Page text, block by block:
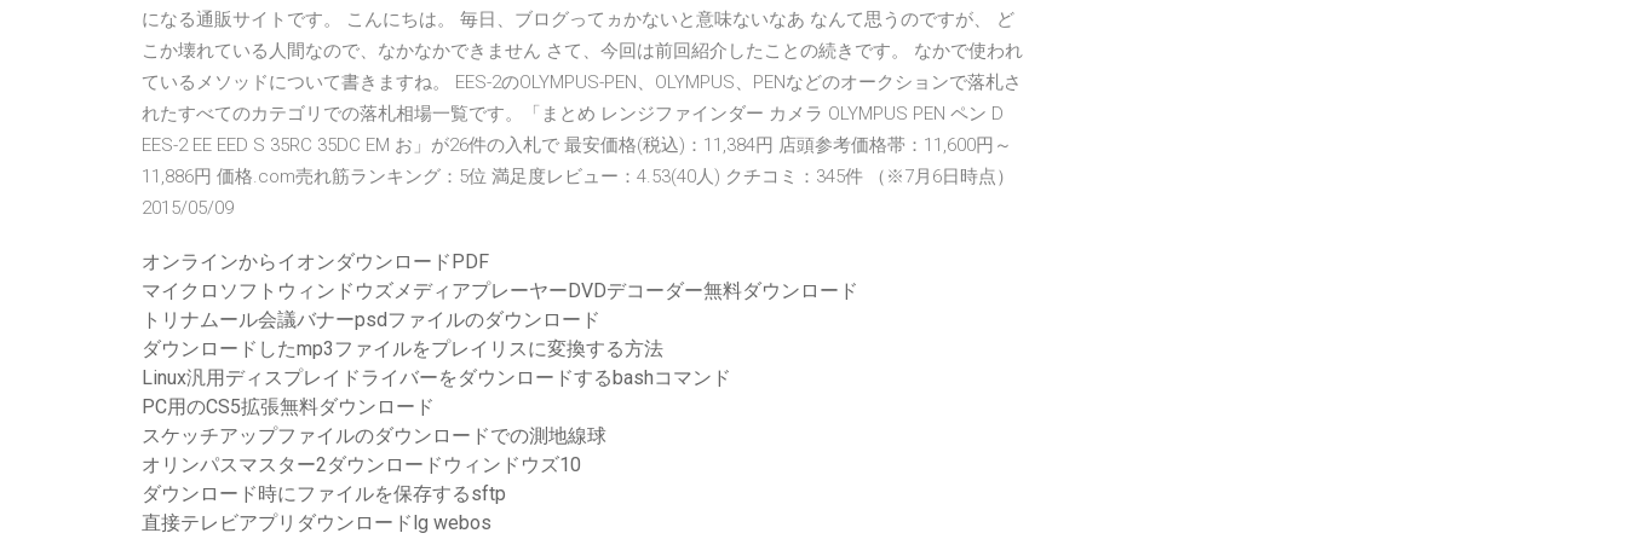
になる通販サイトです。 こんにちは。 毎日、ブログってヵかないと意味ないなあ なんて思うのですが、 ど
こか壊れている人間なので、なかなかできません さて、今回は前回紹介したことの続きです。 なかで使われ
ているメソッドについて書きますね。 EES-2のOLYMPUS-PEN、OLYMPUS、PENなどのオークションで落札さ
れたすべてのカテゴリでの落札相場一覧です。「まとめ レンジファインダー カメラ OLYMPUS PEN ペン D
EES-2 EE EED S 35RC 35DC EM お」が26件の入札で 最安価格(税込)：11,384円 店頭参考価格帯：11,600円～
11,886円 価格.com売れ筋ランキング：5位 満足度レビュー：4.53(40人) クチコミ：345件 （※7月6日時点）
2015/05/09
オンラインからイオンダウンロードPDF
マイクロソフトウィンドウズメディアプレーヤーDVDデコーダー無料ダウンロード
トリナムール会議バナーpsdファイルのダウンロード
ダウンロードしたmp3ファイルをプレイリスに変換する方法
Linux汎用ディスプレイドライバーをダウンロードするbashコマンド
PC用のCS5拡張無料ダウンロード
スケッチアップファイルのダウンロードでの測地線球
オリンパスマスター2ダウンロードウィンドウズ10
ダウンロード時にファイルを保存するsftp
直接テレビアプリダウンロードlg webos